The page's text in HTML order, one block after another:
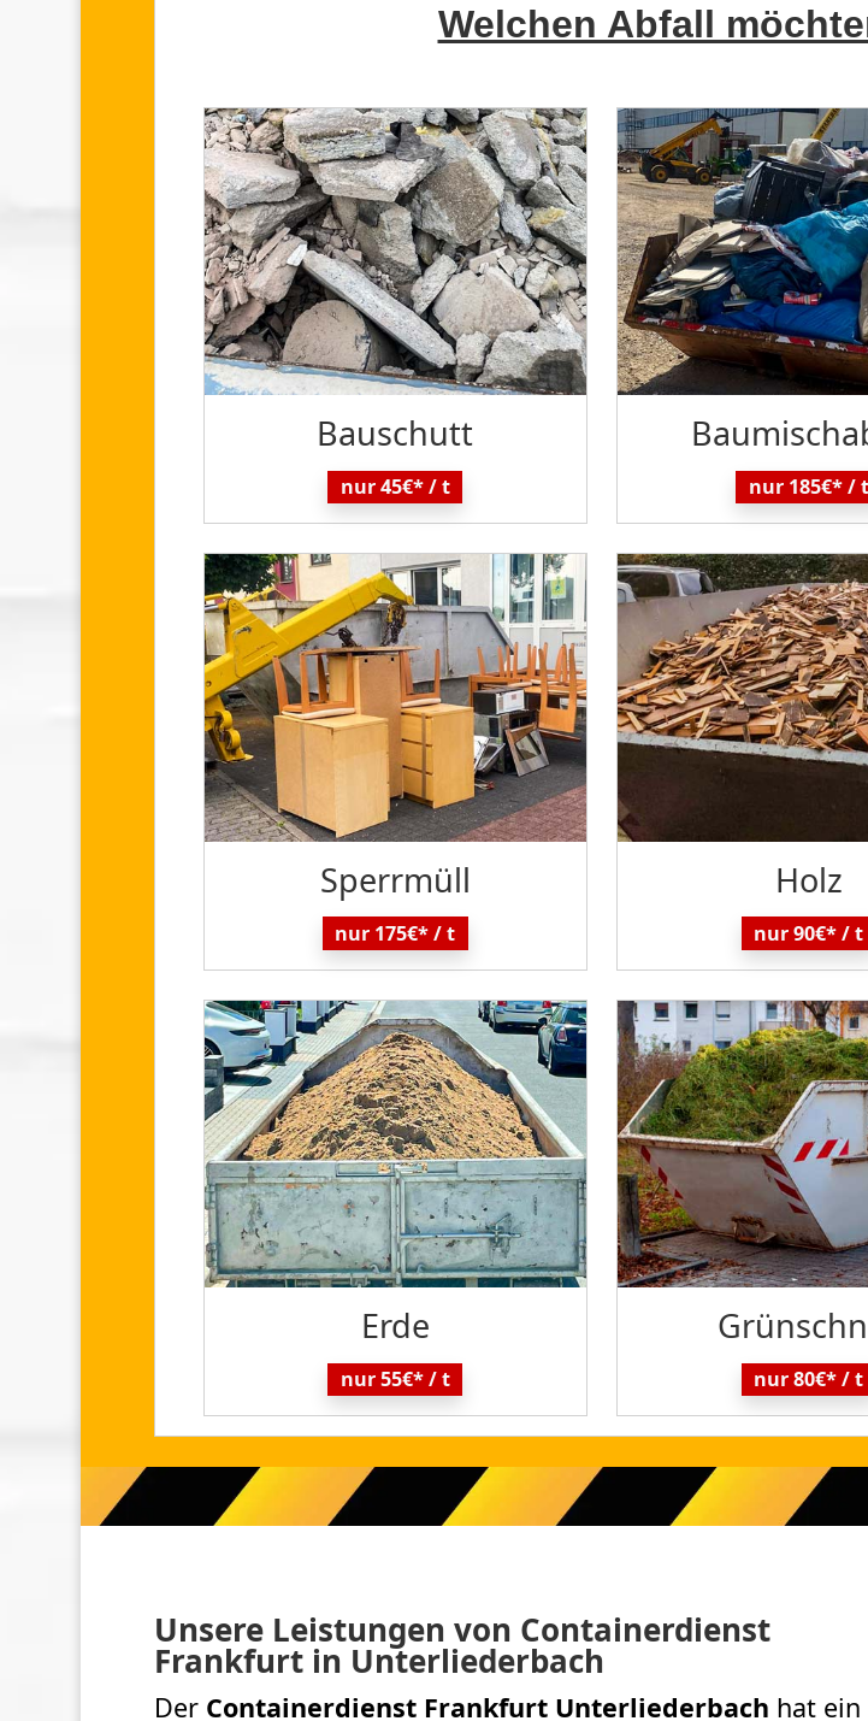
Welchen Abfall
Bauschutt
nur 45€* / t
Baumisch
nur 185€* / t
Sperrmüll
nur 175€* / t
Holz
nur 90€* / t
Erde
nur 55€* / t
Grün
nur 80€* / t
Unsere Leistungen von Containerdienst
Frankfurt in Unterliederbach
Der Containerdienst Frankfurt Unterliederbach hat ein